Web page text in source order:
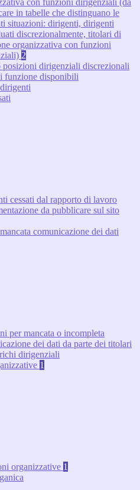
con funzioni dirigenziali (da
in tabelle che distinguano le
situazioni: dirigenti, dirigenti
discrezionalmente, titolari di
organizzativa con funzioni
2
posizioni dirigenziali discrezionali
funzione disponibili
cessati dal rapporto di lavoro
da pubblicare sul sito
comunicazione dei dati
per mancata o incompleta
dei dati da parte dei titolari
dirigenziali
1
organizzative 1